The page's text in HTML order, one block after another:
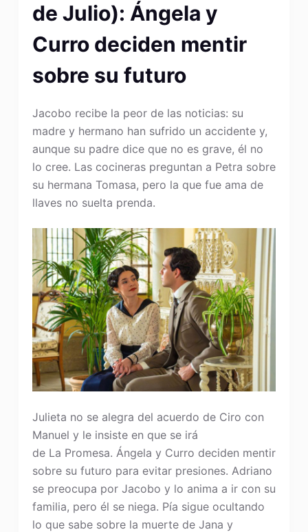
de Julio): Ángela y
Curro deciden mentir
sobre su futuro
Jacobo recibe la peor de las noticias: su
madre y hermano han sufrido un accidente y,
aunque su padre dice que no es grave, él no
lo cree. Las cocineras preguntan a Petra sobre
su hermana Tomasa, pero la que fue ama de
llaves no suelta prenda.
Julieta no se alegra del acuerdo de Ciro con
Manuel y le insiste en que se irá
de La Promesa. Ángela y Curro deciden mentir
sobre su futuro para evitar presiones. Adriano
se preocupa por Jacobo y lo anima a ir con su
familia, pero él se niega. Pía sigue ocultando
lo que sabe sobre la muerte de Jana y